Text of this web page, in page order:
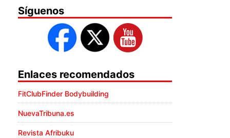
Síguenos
Enlaces recomendados
FitClubFinder Bodybuilding
NuevaTribuna.es
Revista Afribuku